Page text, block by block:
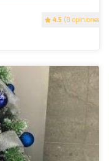
4.5 (8 opiniones)